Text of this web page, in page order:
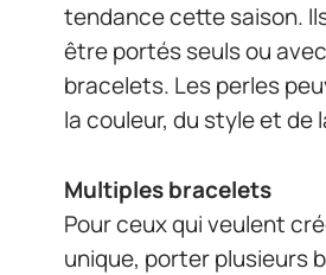
tendance cette saison.
être portés seuls ou
bracelets. Les perles
la couleur, du style et de
Multiples bracelets
Pour ceux qui veulent
unique, porter plusieurs